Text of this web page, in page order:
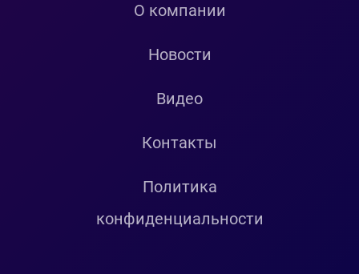
О компании
Новости
Видео
Контакты
Политика
конфиденциальности